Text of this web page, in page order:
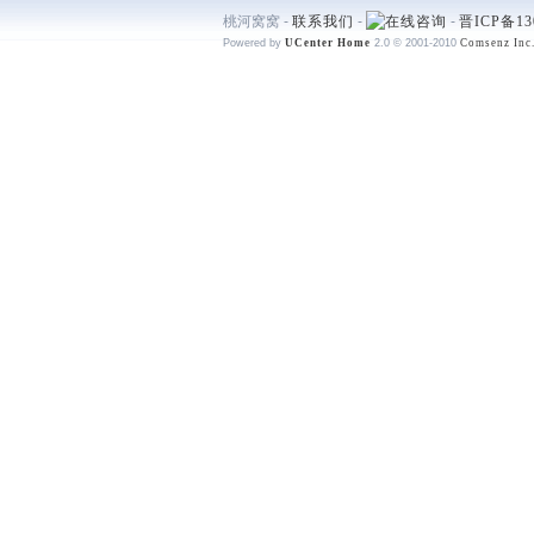
桃河窝窝 - 联系我们 - - 晋ICP备
Powered by UCenter Home 2.0 © 2001-2010 Comsenz Inc.